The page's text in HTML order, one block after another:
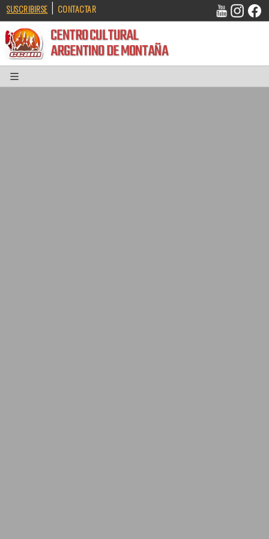
SUSCRIBIRSE | CONTACTAR
CENTRO CULTURAL
ARGENTINO DE MONTAÑA